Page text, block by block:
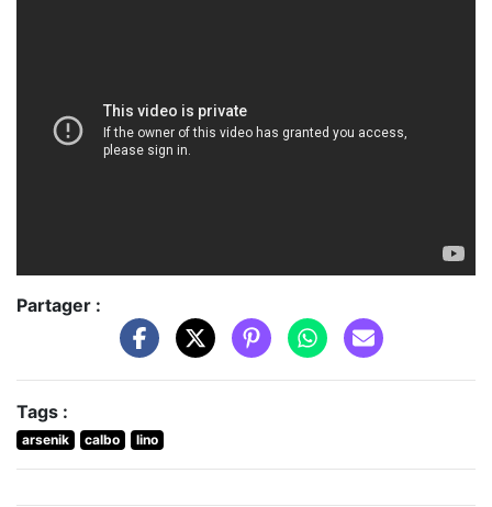
Partager :
Tags :
arsenik calbo lino